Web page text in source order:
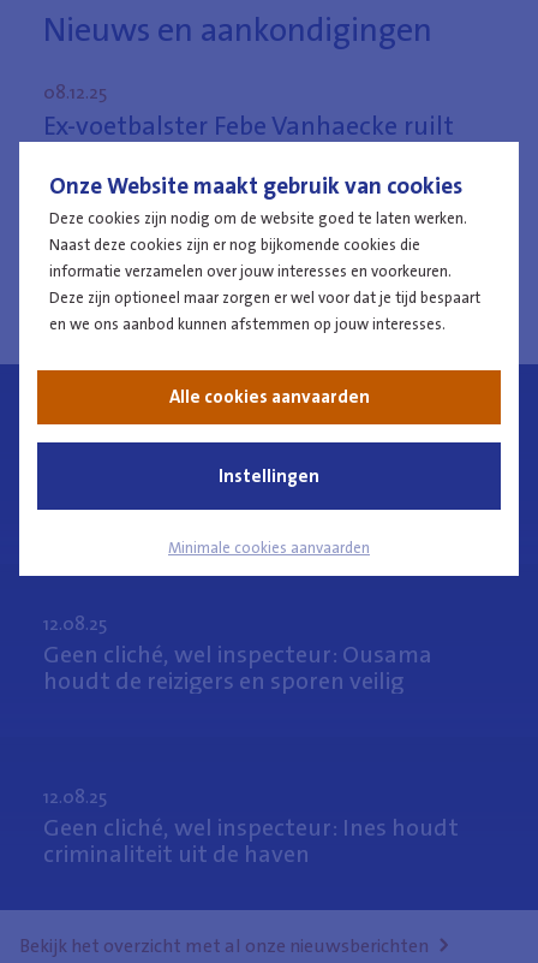
Onze Website maakt gebruik van cookies
Deze cookies zijn nodig om de website goed te laten werken.
Naast deze cookies zijn er nog bijkomende cookies die
informatie verzamelen over jouw interesses en voorkeuren.
Deze zijn optioneel maar zorgen er wel voor dat je tijd bespaart
en we ons aanbod kunnen afstemmen op jouw interesses.
Alle cookies aanvaarden
Instellingen
Minimale cookies aanvaarden
08.12.25
YLA in voor de politie: “Ik zocht een job
met zekerheid en impact”
12.08.25
Geen cliché, wel inspecteur: Ousama
houdt de reizigers en sporen veilig
12.08.25
Geen cliché, wel inspecteur: Ines houdt
criminaliteit uit de haven
Bekijk het overzicht met al onze nieuwsberichten
Nieuws en aankondigingen
08.12.25
Ex-voetbalster Febe Vanhaecke ruilt
een job met zekerheid en impact”
Meer info